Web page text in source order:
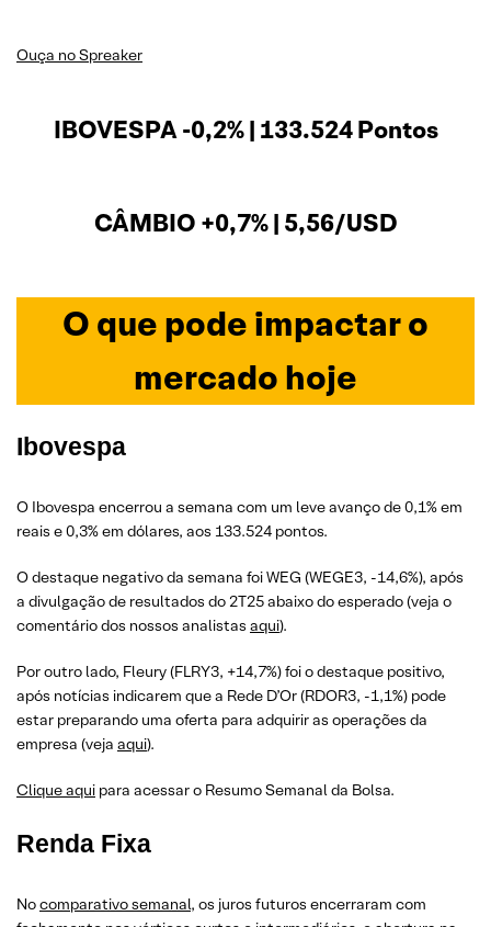
Ouça no Spreaker
IBOVESPA -0,2% | 133.524 Pontos
CÂMBIO +0,7% | 5,56/USD
O que pode impactar o
mercado hoje
Ibovespa
O Ibovespa encerrou a semana com um leve avanço de 0,1% em
reais e 0,3% em dólares, aos 133.524 pontos.
O destaque negativo da semana foi WEG (WEGE3, -14,6%), após
a divulgação de resultados do 2T25 abaixo do esperado (veja o
comentário dos nossos analistas aqui).
Por outro lado, Fleury (FLRY3, +14,7%) foi o destaque positivo,
após notícias indicarem que a Rede D’Or (RDOR3, -1,1%) pode
estar preparando uma oferta para adquirir as operações da
empresa (veja aqui).
Clique aqui para acessar o Resumo Semanal da Bolsa.
Renda Fixa
Nocomparativo semanal, os juros futuros encerraram com